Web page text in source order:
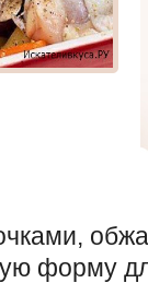
форму